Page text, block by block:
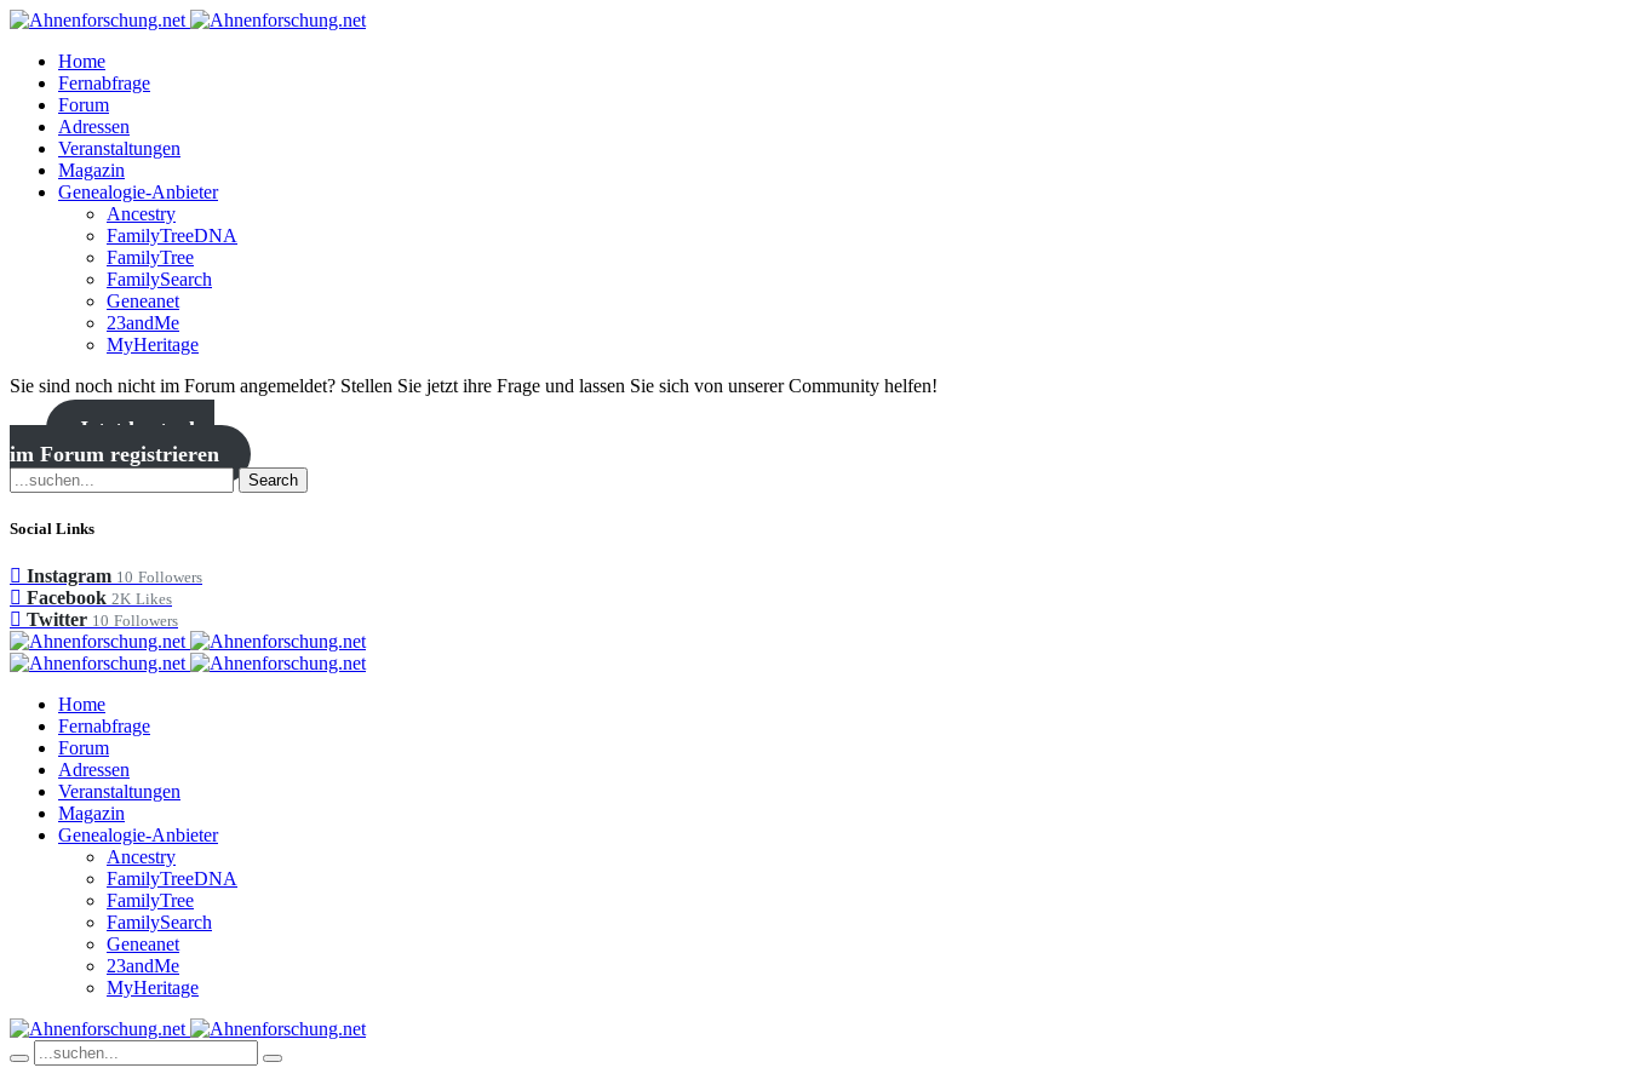
Home
Fernabfrage
Forum
Adressen
Veranstaltungen
Magazin
Genealogie-Anbieter
Ancestry
FamilyTreeDNA
FamilyTree
FamilySearch
Geneanet
23andMe
MyHeritage
Sie sind noch nicht im Forum angemeldet? Stellen Sie jetzt ihre Frage und lassen Sie sich von unserer Community helfen!
Jetzt kostenlos
im Forum registrieren
Search
Social Links
Instagram 10 Followers
Facebook 2K Likes
Twitter 10 Followers
Home
Fernabfrage
Forum
Adressen
Veranstaltungen
Magazin
Genealogie-Anbieter
Ancestry
FamilyTreeDNA
FamilyTree
FamilySearch
Geneanet
23andMe
MyHeritage